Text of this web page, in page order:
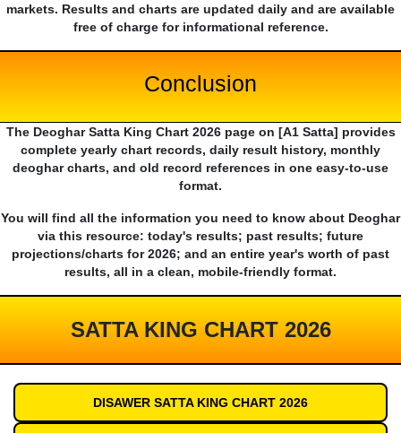
markets. Results and charts are updated daily and are available
free of charge for informational reference.
Conclusion
The Deoghar Satta King Chart 2026 page on [A1 Satta] provides
complete yearly chart records, daily result history, monthly
deoghar charts, and old record references in one easy-to-use
format.
You will find all the information you need to know about Deoghar
via this resource: today's results; past results; future
projections/charts for 2026; and an entire year's worth of past
results, all in a clean, mobile-friendly format.
SATTA KING CHART 2026
DISAWER SATTA KING CHART 2026